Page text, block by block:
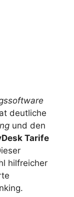
deutliche
und den
Tarife
hilfreicher